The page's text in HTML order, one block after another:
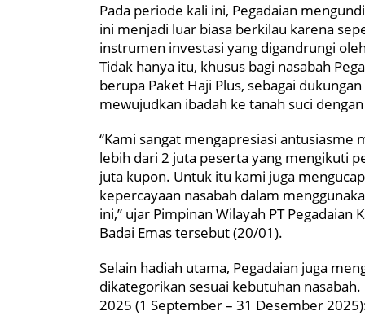
Pada periode kali ini, Pegadaian
ini menjadi luar biasa berkilau karena
instrumen investasi yang digandrungi
Tidak hanya itu, khusus bagi nasabah
berupa Paket Haji Plus, sebagai
mewujudkan ibadah ke tanah suci
“Kami sangat mengapresiasi
lebih dari 2 juta peserta yang mengikuti
juta kupon. Untuk itu kami juga
kepercayaan nasabah dalam
ini,” ujar Pimpinan Wilayah PT
Badai Emas tersebut (20/01).
Selain hadiah utama, Pegadaian juga
dikategorikan sesuai kebutuhan
2025 (1 September – 31 Desember